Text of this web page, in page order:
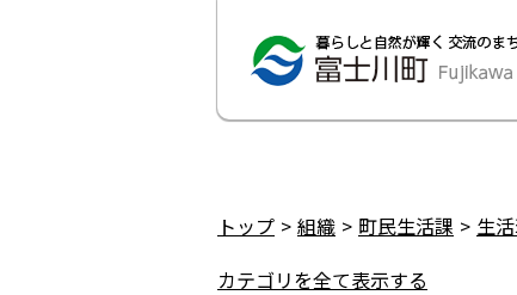
トップ 組織 町民生活課
生
カテゴリを全て表示する